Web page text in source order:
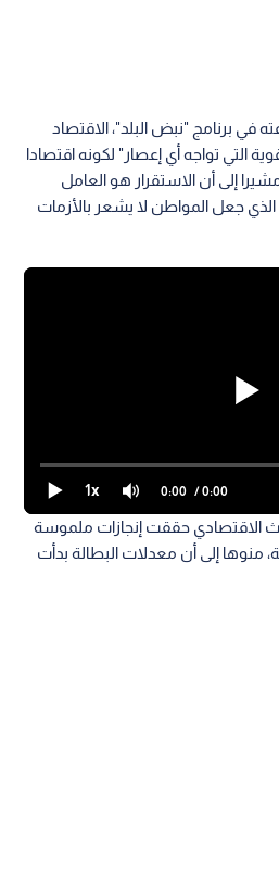
في برنامج "نبض البلد"، الاقتصاد
التي تواجه أي إعصار" لكونه اقتصادا
إلى أن الاستقرار هو العامل
الذي جعل المواطن لا يشعر بالأزمات
1x 0:00 / 0:00
الاقتصادي حققت إنجازات ملموسة
منوها إلى أن معدلات البطالة بدأت